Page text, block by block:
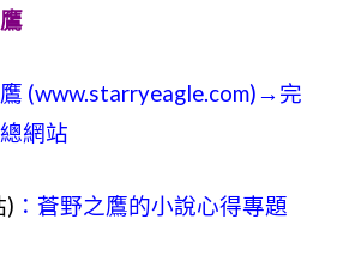
(www.starryeagle.com)→完
網站
) ：蒼野之鷹的小說心得專題